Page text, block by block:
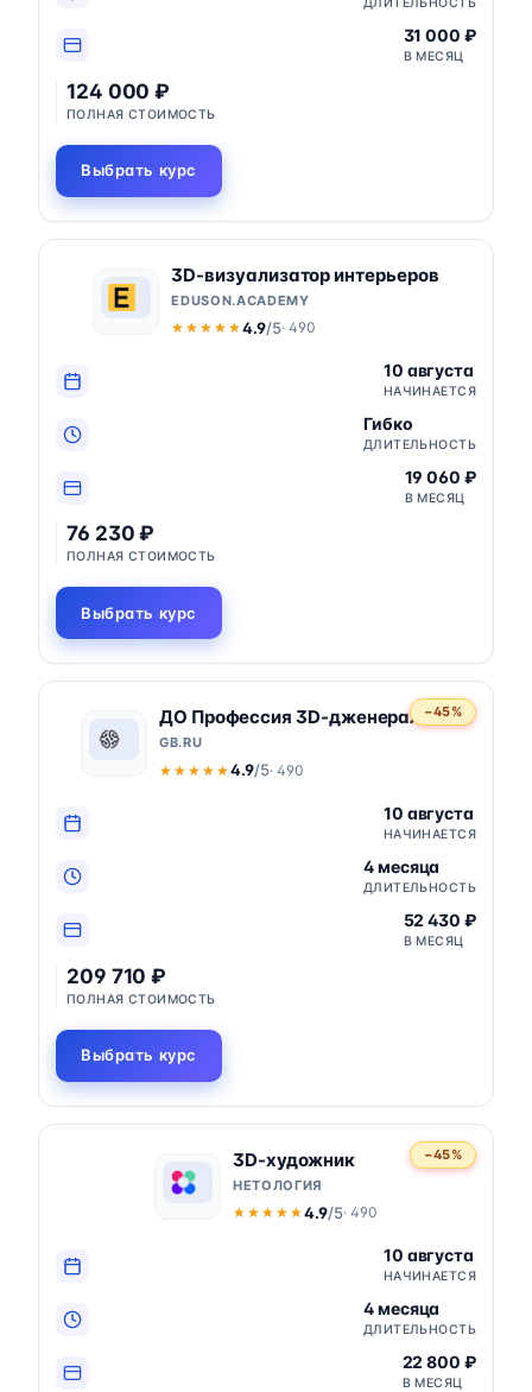
31 000 ₽
В МЕСЯЦ
124 000 ₽
ПОЛНАЯ СТОИМОСТЬ
Выбрать курс
3D-визуализатор интерьеров
EDUSON.ACADEMY
★★★★★
★★★★★4.9/5· 490
10 августа
НАЧИНАЕТСЯ
Гибко
ДЛИТЕЛЬНОСТЬ
19 060 ₽
В МЕСЯЦ
76 230 ₽
ПОЛНАЯ СТОИМОСТЬ
Выбрать курс
−45%
ДО Профессия 3D-дженералист
GB.RU
★★★★★
★★★★★4.9/5· 490
10 августа
НАЧИНАЕТСЯ
4 месяца
ДЛИТЕЛЬНОСТЬ
52 430 ₽
В МЕСЯЦ
209 710 ₽
ПОЛНАЯ СТОИМОСТЬ
Выбрать курс
−45%
3D-художник
НЕТОЛОГИЯ
★★★★★
★★★★★4.9/5· 490
10 августа
НАЧИНАЕТСЯ
4 месяца
ДЛИТЕЛЬНОСТЬ
22 800 ₽
В МЕСЯЦ